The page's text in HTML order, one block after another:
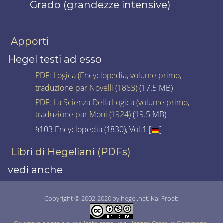
Grado (grandezze intensive)
Apporti
Hegel testi ad esso
PDF: Logica (Encyclopedia, volume primo,
traduzione par Novelli (1863)(17.5 MB)
PDF: La Scienza Della Logica (volume primo,
traduzione par Moni (1924)(19.5 MB)
§103 Encyclopedia (1830), Vol.1 [
]
Libri di Hegeliani (PDFs)
vedi anche
Copyright © 2002-2020 by hegel.net, Kai Froeb